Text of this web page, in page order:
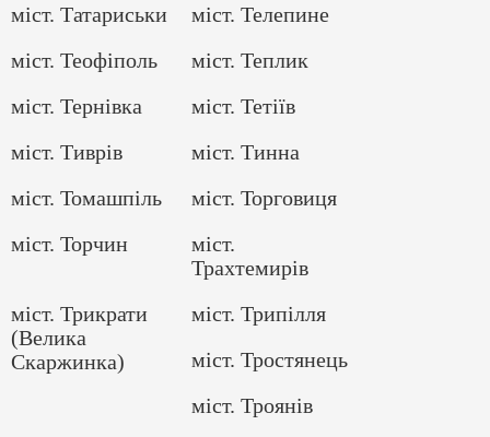
міст. Татариськи
міст. Телепине
міст. Теофіполь
міст. Теплик
міст. Тернівка
міст. Тетіїв
міст. Тиврів
міст. Тинна
міст. Томашпіль
міст. Торговиця
міст. Торчин
міст.
Трахтемирів
міст. Трикрати
(Велика
Скаржинка)
міст. Трипілля
міст. Тростянець
міст. Троянів